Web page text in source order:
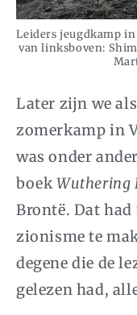
Leiders jeugdkamp
van linksboven:
Later zijn we
zomerkamp in
was onder
boekWuthering
Brontë. Dat
zionisme te
degene die de
gelezen had,